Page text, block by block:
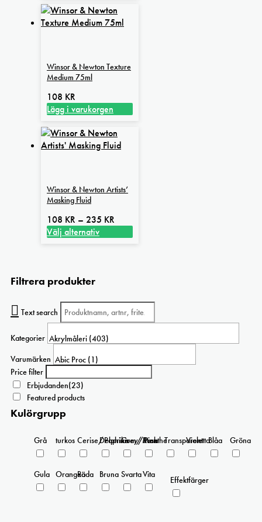
990 kr
här
produkten
De
olika
alternativen
kan
på
produktsidan
Winsor & Newton Texture
Medium 75ml
108 KR
Lägg i varukorgen
Winsor & Newton Artists’
Masking Fluid
108 KR – 235 KR
108 kr
Välj alternativ
har
varianter.
De
alternativen
kan
väljas
på
produktsidan
Filtrera produkter
Text search
Kategorier
Varumärken
Price filter
Erbjudanden(23)
Featured products
Kulörgrupp
Grå turkos Cerise/Paprika
Delphinium/Menthe
Grey/Pink
Rosa Transparent
ViolettaBlåa Gröna
Gula OrangeaRöda Bruna SvartaVita
Effektfärger